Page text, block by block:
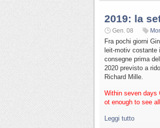
2019: la
Gen. 08
Fra pochi giorni
leit-motiv costante
consegne prima
2020 previsto a
Richard Mille.
Within seven days
ot enough to see
Leggi tutto